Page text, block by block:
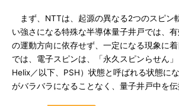
まず、NTTは、起源の異なる2つのスピン
い強さになる特殊な半導体量子井戸では、
の運動方向に依存せず、一定になる現象に
では、電子スピンは、「永久スピンらせん
Helix／以下、PSH）状態と呼ばれる状態に
がバラバラになることなく、量子井戸中を伝